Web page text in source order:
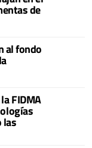
de
al fondo
FIDMA
las